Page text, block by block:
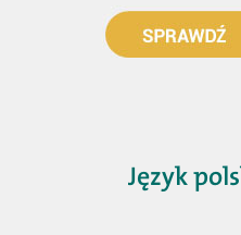
Język